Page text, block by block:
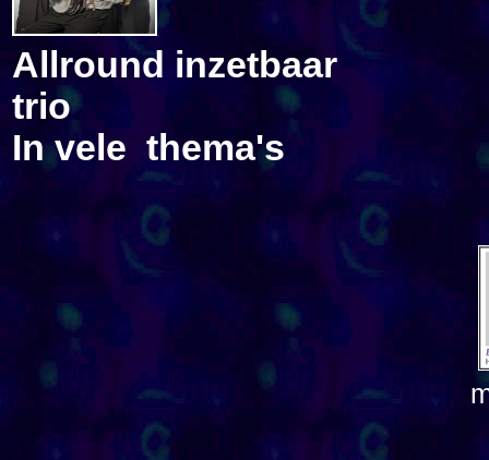
Allround inzetbaar
trio
In vele thema's